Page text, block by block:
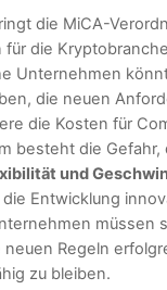
die MiCA-
die
Unternehmen
die neuen
die Kosten für
besteht die Gefahr,
und
Entwicklung
müssen
Regeln
zu bleiben.